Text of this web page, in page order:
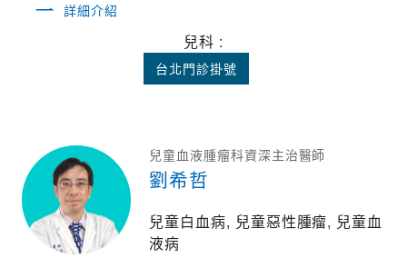
詳細介紹
兒科 :
台北門診掛號
兒童血液腫瘤科資深主治醫師
劉希哲
兒童白血病, 兒童惡性腫瘤, 兒童血
液病